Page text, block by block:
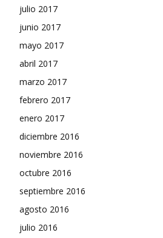
julio 2017
junio 2017
mayo 2017
abril 2017
marzo 2017
febrero 2017
enero 2017
diciembre 2016
noviembre 2016
octubre 2016
septiembre 2016
agosto 2016
julio 2016